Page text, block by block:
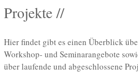
Projekte //
Hier findet gibt es einen Überblick
Workshop- und Seminarangebote
über laufende und abgeschlossene